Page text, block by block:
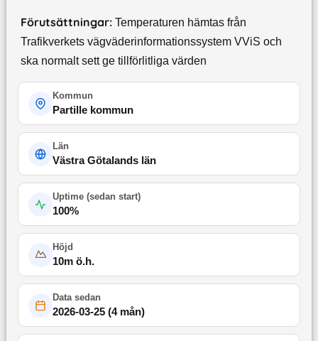
Förutsättningar: Temperaturen hämtas från
Trafikverkets vägväderinformationssystem VViS och
ska normalt sett ge tillförlitliga värden
Kommun
Partille kommun
Län
Västra Götalands län
Uptime (sedan start)
100%
Höjd
10m ö.h.
Data sedan
2026-03-25(4 mån)